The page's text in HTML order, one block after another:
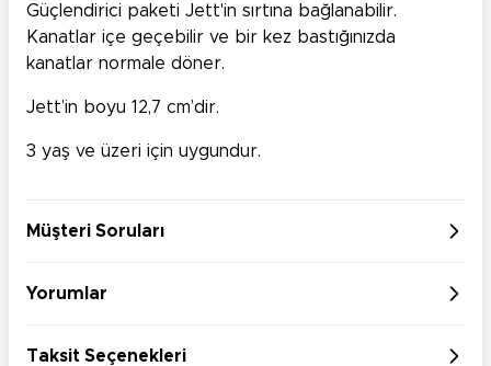
Güçlendirici paketi Jett'in sırtına bağlanabilir.
Kanatlar içe geçebilir ve bir kez bastığınızda
kanatlar normale döner.
Jett’in boyu 12,7 cm’dir.
3 yaş ve üzeri için uygundur.
Müşteri Soruları
Yorumlar
Taksit Seçenekleri